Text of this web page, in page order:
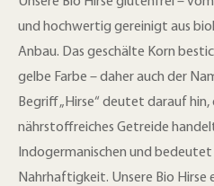
und hochwertig gereinigt aus
Anbau. Das geschälte Korn
gelbe Farbe – daher auch der
Begriff „Hirse“ deutet darauf hin,
nährstoffreiches Getreide
Indogermanischen und
Nahrhaftigkeit. Unsere Bio